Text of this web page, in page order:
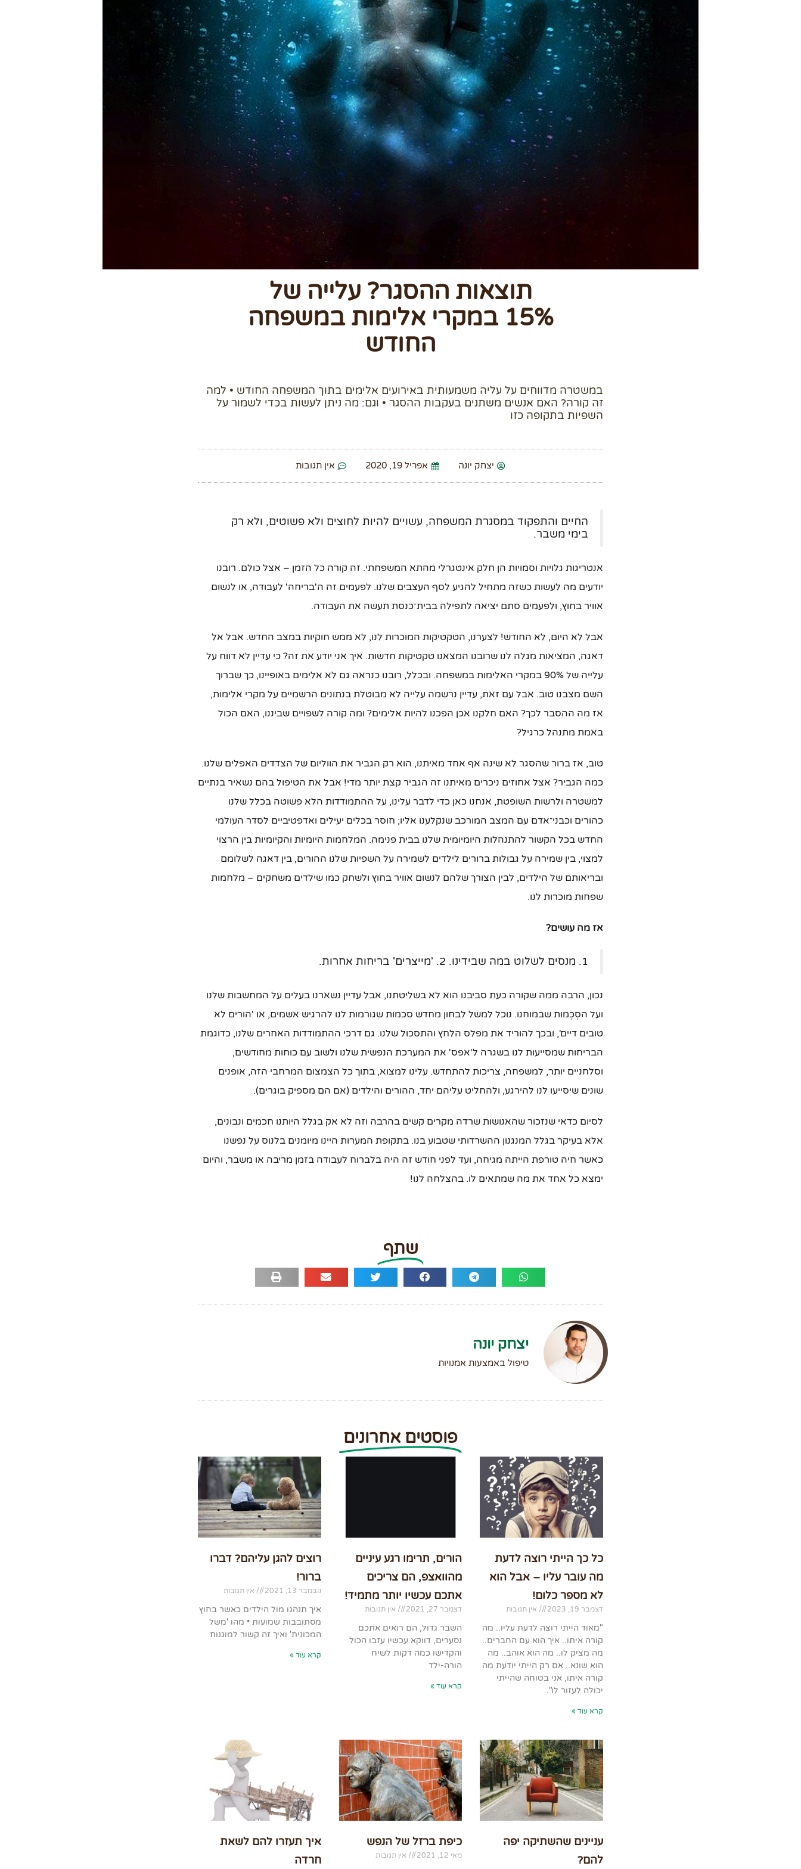
תוצאות ההסגר? עלייה של
15% במקרי אלימות במשפחה
החודש
במשטרה מדווחים על עליה משמעותית באירועים אלימים בתוך המשפחה החודש • למה
זה קורה? האם אנשים משתנים בעקבות ההסגר • וגם: מה ניתן לעשות בכדי לשמור על
השפיות בתקופה כזו
יצחק יונה אפריל 19, 2020 אין תגובות
החיים והתפקוד במסגרת המשפחה, עשויים להיות לחוצים ולא פשוטים, ולא רק
בימי משבר.
אנטריגות גלויות וסמויות הן חלק אינטגרלי מהתא המשפחתי. זה קורה כל הזמן – אצל כולם. רובנו
יודעים מה לעשות כשזה מתחיל להגיע לסף העצבים שלנו. לפעמים זה ה'בריחה' לעבודה, או לנשום
אוויר בחוץ, ולפעמים סתם יציאה לתפילה בבית־כנסת תעשה את העבודה.
אבל לא היום, לא החודש! לצערנו, הטקטיקות המוכרות לנו, לא ממש חוקיות במצב החדש. אבל אל
דאגה, המציאות מגלה לנו שרובנו המצאנו טקטיקות חדשות. איך אני יודע את זה? כי עדיין לא דווח על
עלייה של 90% במקרי האלימות במשפחה. ובכלל, רובנו כנראה גם לא אלימים באופיינו, כך שברוך
השם מצבנו טוב. אבל עם זאת, עדיין נרשמה עלייה לא מבוטלת בנתונים הרשמיים על מקרי אלימות,
אז מה ההסבר לכך? האם חלקנו אכן הפכנו להיות אלימים? ומה קורה לשפויים שביננו, האם הכול
באמת מתנהל כרגיל?
טוב, אז ברור שהסגר לא שינה אף אחד מאיתנו, הוא רק הגביר את הווליום של הצדדים האפלים שלנו.
כמה הגביר? אצל אחוזים ניכרים מאיתנו זה הגביר קצת יותר מדי! אבל את הטיפול בהם נשאיר בנתיים
למשטרה ולרשות השופטת, אנחנו כאן כדי לדבר עלינו, על ההתמודדות הלא פשוטה בכלל שלנו
כהורים וכבני־אדם עם המצב המורכב שנקלענו אליו; חוסר בכלים יעילים ואדפטיביים לסדר העולמי
החדש בכל הקשור להתנהלות היומיומית שלנו בבית פנימה. המלחמות היומיות והקיומיות בין הרצוי
למצוי, בין שמירה על גבולות ברורים לילדים לשמירה על השפיות שלנו ההורים, בין דאגה לשלומם
ובריאותם של הילדים, לבין הצורך שלהם לנשום אוויר בחוץ ולשחק כמו שילדים משחקים – מלחמות
שפחות מוכרות לנו.
אז מה עושים?
1. מנסים לשלוט במה שבידינו. 2. 'מייצרים' בריחות אחרות.
נכון, הרבה ממה שקורה כעת סביבנו הוא לא בשליטתנו, אבל עדיין נשארנו בעלים על המחשבות שלנו
ועל הסְכֶמות שבמוחנו. נוכל למשל לבחון מחדש סכמות שגורמות לנו להרגיש אשמים, או 'הורים לא
טובים דיים', ובכך להוריד את מפלס הלחץ והתסכול שלנו. גם דרכי ההתמודדות האחרים שלנו, כדוגמת
הבריחות שמסייעות לנו בשגרה ל'אפס' את המערכת הנפשית שלנו ולשוב עם כוחות מחודשים,
וסלחניים יותר, למשפחה, צריכות להתחדש. עלינו למצוא, בתוך כל הצמצום המרחבי הזה, אופנים
שונים שיסייעו לנו להירגע, ולהחליט עליהם יחד, ההורים והילדים (אם הם מספיק בוגרים).
לסיום כדאי שנזכור שהאנושות שרדה מקרים קשים בהרבה וזה לא אק בגלל היותנו חכמים ונבונים,
אלא בעיקר בגלל המנגנון ההשרדותי שטבוע בנו. בתקופת המערות היינו מיומנים בלנוס על נפשנו
כאשר חיה טורפת הייתה מגיחה, ועד לפני חודש זה היה בלברוח לעבודה בזמן מריבה או משבר, והיום
ימצא כל אחד את מה שמתאים לו. בהצלחה לנו!
שתף
יצחק יונה
טיפול באמצעות אמנויות
פוסטים אחרונים
כל כך הייתי רוצה לדעת
מה עובר עליו – אבל הוא
לא מספר כלום!
דצמבר 19, 2023 אין תגובות
"מאוד הייתי רוצה לדעת עליו.. מה
קורה איתו.. איך הוא עם החברים..
מה מציק לו.. מה הוא אוהב.. מה
הוא שונא.. אם רק הייתי יודעת מה
קורה איתו, אני בטוחה שהייתי
יכולה לעזור לו".
קרא עוד »
הורים, תרימו רגע עיניים
מהוואצפ, הם צריכים
אתכם עכשיו יותר מתמיד!
דצמבר 27, 2021 אין תגובות
השבר גדול, הם רואים אתכם
נסערים, דווקא עכשיו עזבו הכול
והקדישו כמה דקות לשיח
הורה-ילד
קרא עוד »
רוצים להגן עליהם? דברו
ברור!
נובמבר 13, 2021 אין תגובות
איך תנהגו מול הילדים כאשר בחוץ
מסתובבות שמועות • מהו 'משל
המכונית' ואיך זה קשור למוגנות
קרא עוד »
עניינים שהשתיקה יפה
להם?
כיפת ברזל של הנפש
מאי 12, 2021 אין תגובות
איך תעזרו להם לשאת
חרדה